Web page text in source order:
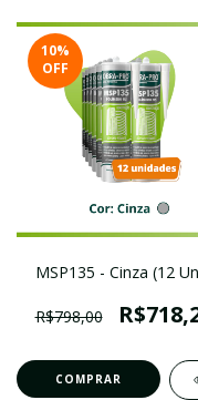
10%
OFF
MSP135 - Cinza (12
R$798,00